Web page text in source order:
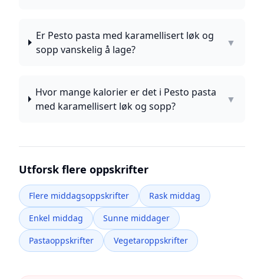
Er Pesto pasta med karamellisert løk og
sopp vanskelig å lage?
▼
Hvor mange kalorier er det i Pesto pasta
med karamellisert løk og sopp?
▼
Utforsk flere oppskrifter
Flere middagsoppskrifter
Rask middag
Enkel middag
Sunne middager
Pastaoppskrifter
Vegetaroppskrifter